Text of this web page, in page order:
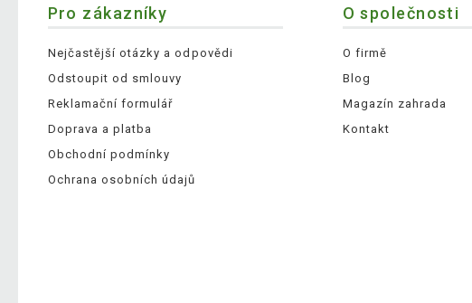
Pro zákazníky
Nejčastější otázky a odpovědi
Odstoupit od smlouvy
Reklamační formulář
Doprava a platba
Obchodní podmínky
Ochrana osobních údajů
O společnosti
O firmě
Blog
Magazín zahrada
Kontakt